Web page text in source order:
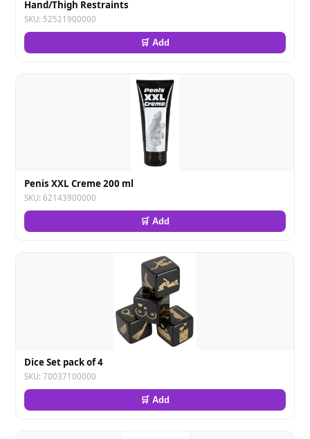
Hand/Thigh Restraints
SKU: 52521900000
🛒 Add
Penis XXL Creme 200 ml
SKU: 62143900000
🛒 Add
Dice Set pack of 4
SKU: 70037100000
🛒 Add